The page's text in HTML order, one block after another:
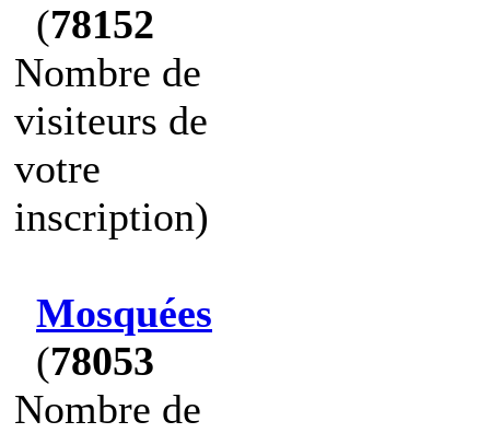
(78152
Nombre de
visiteurs de
votre
inscription)
Mosquées
(78053
Nombre de